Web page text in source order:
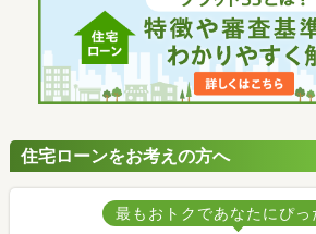
住宅ローンをお考えの方へ
最もおトクであなたにぴっ